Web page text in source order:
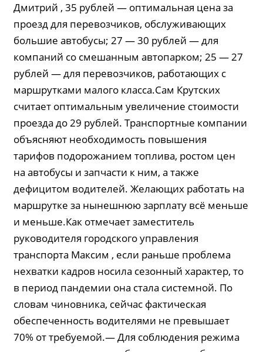
Дмитрий , 35 рублей — оптимальная цена за
проезд для перевозчиков, обслуживающих
большие автобусы; 27 — 30 рублей — для
компаний со смешанным автопарком; 25 — 27
рублей — для перевозчиков, работающих с
маршрутками малого класса.Сам Крутских
считает оптимальным увеличение стоимости
проезда до 29 рублей. Транспортные компании
объясняют необходимость повышения
тарифов подорожанием топлива, ростом цен
на автобусы и запчасти к ним, а также
дефицитом водителей. Желающих работать на
маршрутке за нынешнюю зарплату всё меньше
и меньше.Как отмечает заместитель
руководителя городского управления
транспорта Максим , если раньше проблема
нехватки кадров носила сезонный характер, то
в период пандемии она стала системной. По
словам чиновника, сейчас фактическая
обеспеченность водителями не превышает
70% от требуемой.— Для соблюдения режима